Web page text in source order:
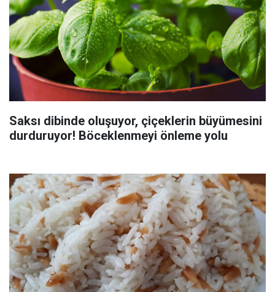
Saksı dibinde oluşuyor, çiçeklerin büyümesini
durduruyor! Böceklenmeyi önleme yolu